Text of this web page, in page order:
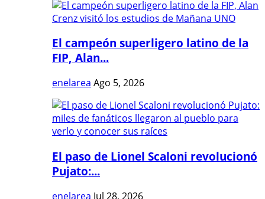
El campeón superligero latino de la
FIP, Alan...
enelarea Ago 5, 2026
El paso de Lionel Scaloni revolucionó
Pujato:...
enelarea Jul 28, 2026